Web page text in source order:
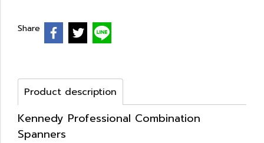
Share
Product description
Kennedy Professional Combination
Spanners